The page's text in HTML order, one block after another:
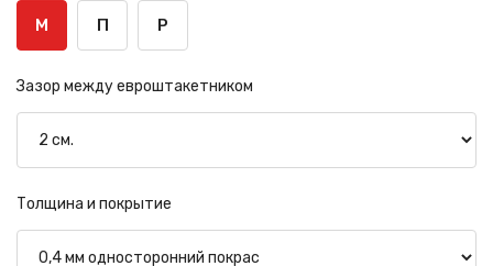
М П Р
Зазор между евроштакетником
Толщина и покрытие